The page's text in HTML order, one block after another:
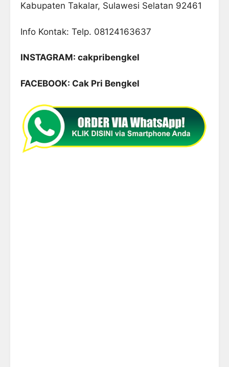
Kabupaten Takalar, Sulawesi Selatan 92461
Info Kontak: Telp. 08124163637
INSTAGRAM: cakpribengkel
FACEBOOK: Cak Pri Bengkel